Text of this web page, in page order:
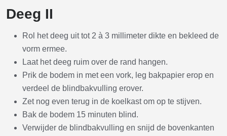
Deeg II
Rol het deeg uit tot 2 à 3 millimeter dikte en bekleed de
vorm ermee.
Laat het deeg ruim over de rand hangen.
Prik de bodem in met een vork, leg bakpapier erop en
verdeel de blindbakvulling erover.
Zet nog even terug in de koelkast om op te stijven.
Bak de bodem 15 minuten blind.
Verwijder de blindbakvulling en snijd de bovenkanten